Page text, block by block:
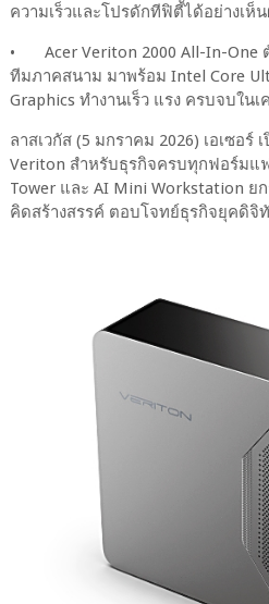
ความเร็วและโปรดักทีฟิตี้ได้อย่างเห็
•
Acer Veriton 2000 All-In-One
ทีมภาคสนาม มาพร้อม Intel Core
Graphics ทำงานเร็ว แรง ครบจบในเ
ลาสเวกัส (5 มกราคม 2026) เอเซอร์
Veriton สำหรับธุรกิจครบทุกฟอร์มแ
Tower และ AI Mini Workstation
คิดสร้างสรรค์ ตอบโจทย์ธุรกิจยุคดิจิ